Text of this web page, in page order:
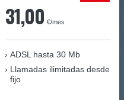
31,00 €/mes
ADSL hasta 30 Mb
Llamadas ilimitadas desde
fijo